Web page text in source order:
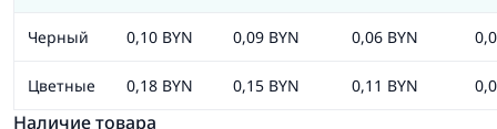
Черный 0,10 BYN 0,09 BYN 0,06 BYN
Цветные 0,18 BYN 0,15 BYN 0,11 BYN
Наличие товара